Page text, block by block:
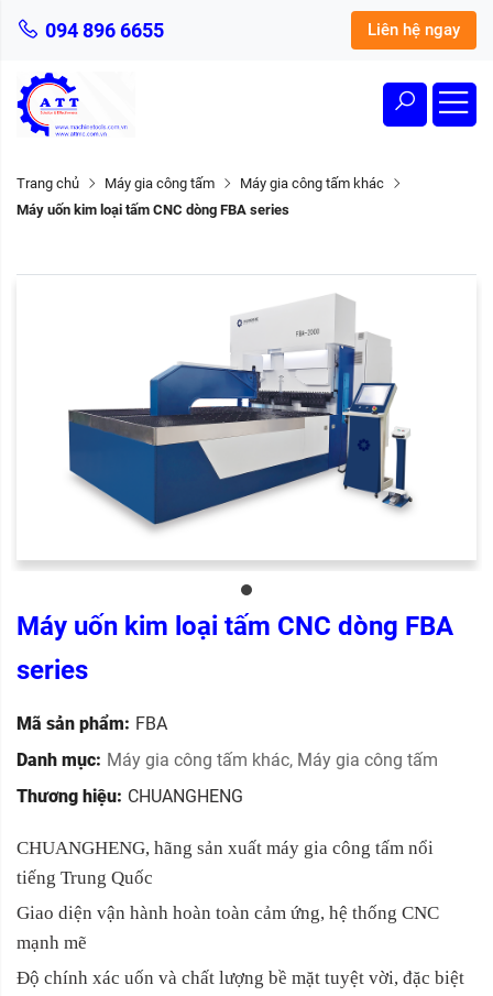
094 896 6655 Liên hệ ngay
Trang chủ Máy gia công tấm
Máy gia công tấm khác
Máy uốn kim loại tấm CNC dòng FBA series
Máy uốn kim loại tấm CNC dòng FBA
series
Mã sản phẩm: FBA
Danh mục: Máy gia công tấm khác, Máy gia công tấm
Thương hiệu: CHUANGHENG
CHUANGHENG, hãng sản xuất máy gia công tấm nổi
tiếng Trung Quốc
Giao diện vận hành hoàn toàn cảm ứng, hệ thống CNC
mạnh mẽ
Độ chính xác uốn và chất lượng bề mặt tuyệt vời, đặc biệt